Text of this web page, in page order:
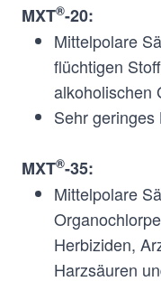
MXT®-20
MXT®-20:
Mittelpolare
flüchtigen
alkoholischen
Sehr geringes
MXT®-35:
Mittelpolare
Herbiziden,
Harzsäuren